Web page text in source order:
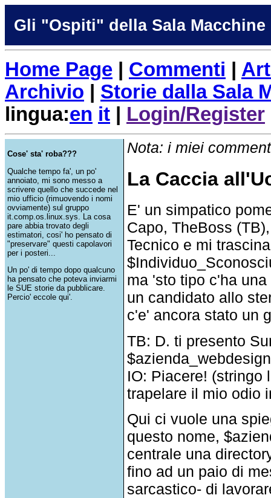
Gli "Ospiti" della Sala Macchine
Home Page Commenti
Archivio
Storie dalla Sala
lingua:en it Login/Register
Cose' sta' roba???
Qualche tempo fa', un po'
annoiato, mi sono messo a
scrivere quello che succede nel
mio ufficio (rimuovendo i nomi
ovviamente) sul gruppo
it.comp.os.linux.sys. La cosa
pare abbia trovato degli
estimatori, cosi' ho pensato di
"preservare" questi capolavori
per i posteri...
Un po' di tempo dopo qualcuno
ha pensato che poteva inviarmi
le SUE storie da pubblicare.
Percio' eccole qui'.
Nota: i miei
La Caccia
E' un simpatico
Capo, TheBoss
Tecnico e mi
ma 'sto tipo c'ha
un candidato allo
c'e' ancora stato un
TB: D. ti presento
IO: Piacere! (stringo
trapelare il mio odio
Qui ci vuole una
questo nome,
centrale una
fino ad un paio di
sarcastico- di